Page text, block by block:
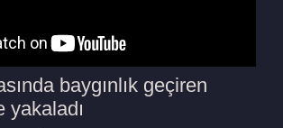
baygınlık geçiren
yakaladı